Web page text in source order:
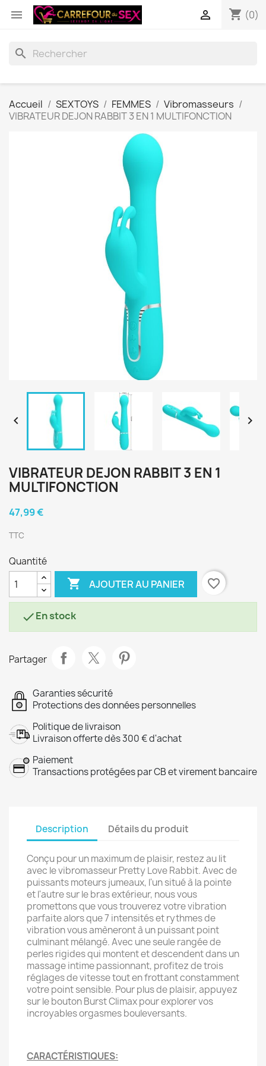
 shopping_cart (0)

search
Accueil SEXTOYS FEMMES
Vibromasseurs
VIBRATEUR DEJON RABBIT 3 EN 1 MULTIFONCTION
 
VIBRATEUR DEJON RABBIT 3 EN 1
MULTIFONCTION
47,99 €
TTC
Quantité
 AJOUTER AU PANIER favorite_border
En stock
Partager
Garanties sécurité
Protections des données personnelles
Politique de livraison
Livraison offerte dès 300 € d'achat
Paiement
Transactions protégées par CB et virement bancaire
Description Détails du produit
Conçu pour un maximum de plaisir, restez au lit
avec le vibromasseur Pretty Love Rabbit. Avec de
puissants moteurs jumeaux, l'un situé à la pointe
et l'autre sur le bras extérieur, nous vous
promettons que vous trouverez votre vibration
parfaite alors que 7 intensités et rythmes de
vibration vous amèneront à un puissant point
culminant mélangé. Avec une seule rangée de
perles rigides qui montent et descendent dans un
massage intime passionnant, profitez de trois
réglages de vitesse tout en frottant constamment
votre point sensible. Pour plus de plaisir, appuyez
sur le bouton Burst Climax pour explorer vos
incroyables orgasmes bouleversants.
CARACTÉRISTIQUES: